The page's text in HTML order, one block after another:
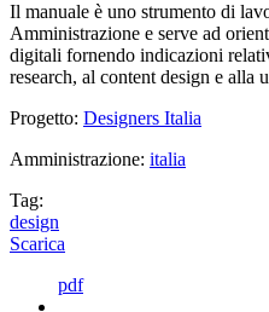
Il manuale è uno strumento di
Amministrazione e serve ad
digitali fornendo indicazioni
research, al content design e alla
Progetto: Designers Italia
Amministrazione: italia
Tag:
design
Scarica
pdf